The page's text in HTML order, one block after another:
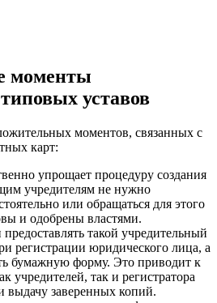
моменты
уставов
моментов, связанных с
карт:
упрощает процедуру создания
учредителям не нужно
или обращаться для этого
и одобрены властями.
такой учредительный
регистрации юридического лица, а
бумажную форму. Это приводит к
учредителей, так и регистратора
выдачу заверенных копий.